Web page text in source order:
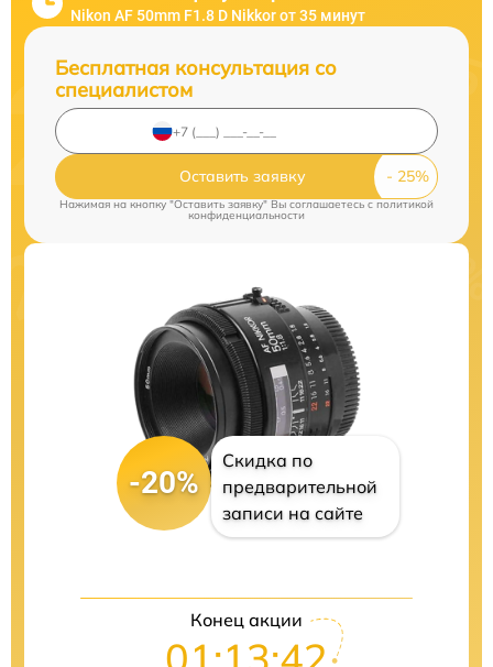
Nikon AF 50mm F1.8 D Nikkor от 35 минут
Бесплатная консультация со
специалистом
Оставить заявку
Нажимая на кнопку "Оставить заявку" Вы соглашаетесь cполитикой
конфиденциальности
-20%
Скидка по
предварительной
записи на сайте
Конец акции